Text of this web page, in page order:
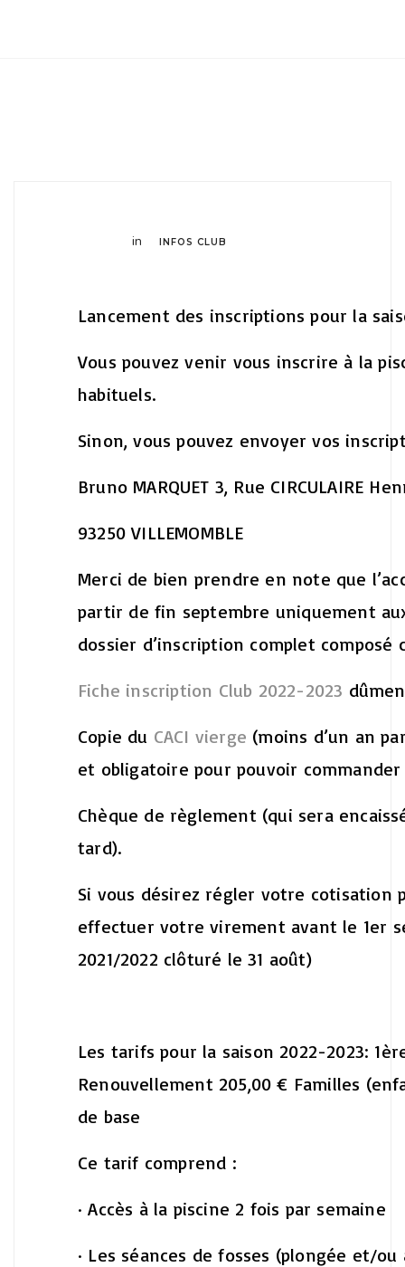
in INFOS CLUB
Lancement des inscriptions pour la
Vous pouvez venir vous inscrire à la
habituels.
Sinon, vous pouvez envoyer vos
Bruno MARQUET 3, Rue CIRCULAIRE
93250 VILLEMOMBLE
Merci de bien prendre en note que
partir de fin septembre uniquement
dossier d’inscription complet composé
Fiche inscription Club 2022-2023
Copie du CACI vierge (moins d’un an
et obligatoire pour pouvoir commander
Chèque de règlement (qui sera
tard).
Si vous désirez régler votre cotisation
effectuer votre virement avant le 1er
2021/2022 clôturé le 31 août)
Les tarifs pour la saison 2022-2023:
Renouvellement 205,00 € Familles
de base
Ce tarif comprend :
· Accès à la piscine 2 fois par semaine
· Les séances de fosses (plongée et/ou